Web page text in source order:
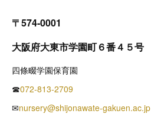
〒574-0001
大阪府大東市学園町６番４５号
四條畷学園保育園
☎072-813-2709
✉nursery@shijonawate-gakuen.ac.jp